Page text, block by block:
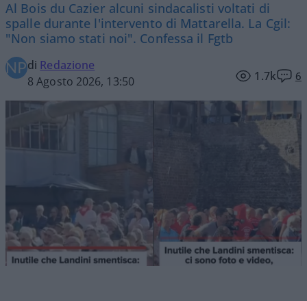
Al Bois du Cazier alcuni sindacalisti voltati di
spalle durante l'intervento di Mattarella. La Cgil:
"Non siamo stati noi". Confessa il Fgtb
di Redazione
8 Agosto 2026, 13:50
1.7k 6